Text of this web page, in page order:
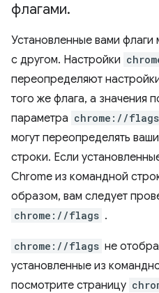
флагами.
Установленные вами флаги
с другом. Настройки
переопределяют
того же флага, а значения
параметра chrome://flags
могут переопределять
строки. Если
Chrome из командной
образом, вам следует
chrome://flags .
chrome://flags не
установленные из
посмотрите страницу